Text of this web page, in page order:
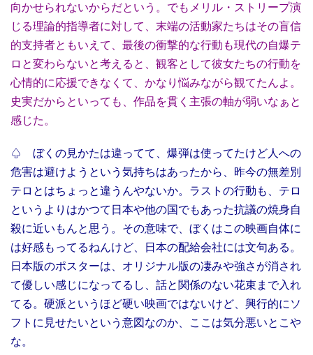
向かせられないからだという。でもメリル・ストリープ演
じる理論的指導者に対して、末端の活動家たちはその盲信
的支持者ともいえて、最後の衝撃的な行動も現代の自爆テ
ロと変わらないと考えると、観客として彼女たちの行動を
心情的に応援できなくて、かなり悩みながら観てたんよ。
史実だからといっても、作品を貫く主張の軸が弱いなぁと
感じた。
♤ ぼくの見かたは違ってて、爆弾は使ってたけど人への
危害は避けようという気持ちはあったから、昨今の無差別
テロとはちょっと違うんやないか。ラストの行動も、テロ
というよりはかつて日本や他の国でもあった抗議の焼身自
殺に近いもんと思う。その意味で、ぼくはこの映画自体に
は好感もってるねんけど、日本の配給会社には文句ある。
日本版のポスターは、オリジナル版の凄みや強さが消され
て優しい感じになってるし、話と関係のない花束まで入れ
てる。硬派というほど硬い映画ではないけど、興行的にソ
フトに見せたいという意図なのか、ここは気分悪いとこや
な。